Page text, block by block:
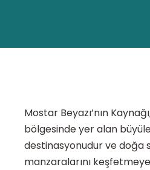
Mostar Beyazı’nın
bölgesinde yer alan
destinasyonudur ve doğa
manzaralarını